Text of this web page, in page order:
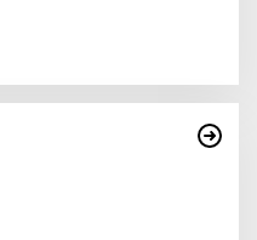
Yayasan YNS
Politik